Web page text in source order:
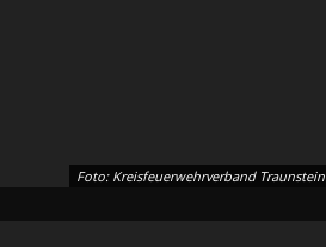
Foto: Kreisfeuerwehrverband Traunstein